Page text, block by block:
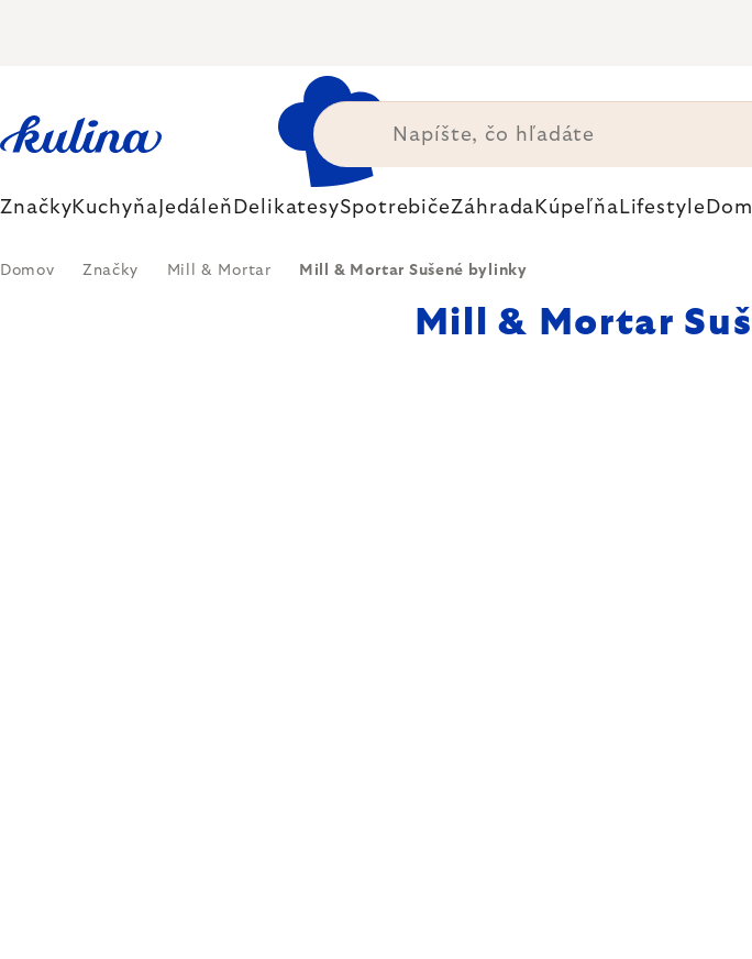
ZnačkyKuchyňa Jedáleň DelikatesySpotrebičeZáhrada Kúpeľňa Lifestyle
Domov Značky Mill & Mortar Mill & Mortar Sušené bylinky
Mill & Mortar